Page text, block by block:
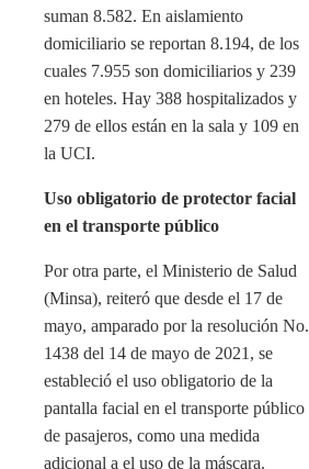
suman 8.582. En aislamiento
domiciliario se reportan 8.194, de los
cuales 7.955 son domiciliarios y 239
en hoteles. Hay 388 hospitalizados y
279 de ellos están en la sala y 109 en
la UCI.
Uso obligatorio de protector facial
en el transporte público
Por otra parte, el Ministerio de Salud
(Minsa), reiteró que desde el 17 de
mayo, amparado por la resolución No.
1438 del 14 de mayo de 2021, se
estableció el uso obligatorio de la
pantalla facial en el transporte público
de pasajeros, como una medida
adicional a el uso de la máscara.